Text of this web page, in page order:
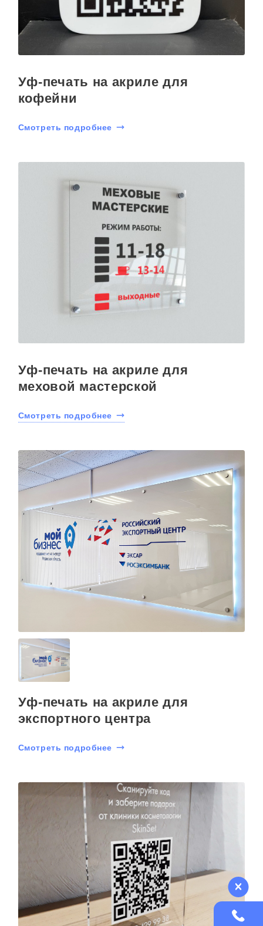
Уф-печать на акриле для
кофейни
Смотреть подробнее
Уф-печать на акриле для
меховой мастерской
Смотреть подробнее
Уф-печать на акриле для
экспортного центра
Смотреть подробнее